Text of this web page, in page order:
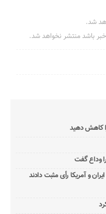
شد.
خبر باشد منتشر نخواهد شد.
کاهش دهید
وداع گفت
ایران و آمریکا رأی مثبت دادند